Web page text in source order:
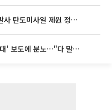
도미사일 제원 정밀분석 중"
박문성, 축구협회 '성 접대' 보도에 분노…"다 말아먹으려고 작정했나"